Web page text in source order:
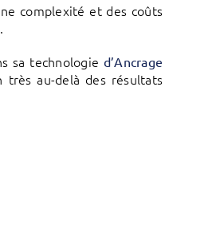
complexité et des coûts
sa technologie d’Ancrage
très au-delà des résultats